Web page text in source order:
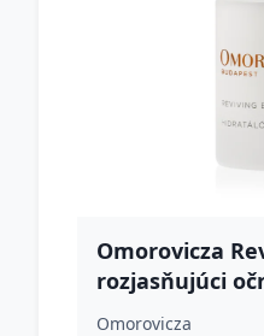
Omorovicza
rozjasňujúci
opuchom a
Omorovicza